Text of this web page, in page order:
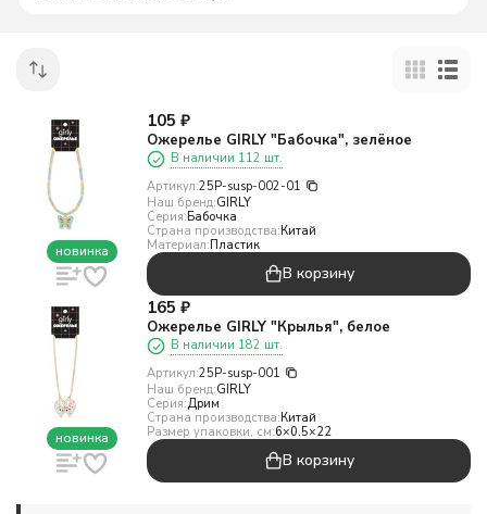
новинка
105 ₽
Ожерелье GIRLY "Бабочка", зелёное
В наличии 112 шт.
Артикул:25P-susp-002-01
Наш бренд:GIRLY
Серия:Бабочка
Страна производства:Китай
Материал:Пластик
В корзину
новинка
165 ₽
Ожерелье GIRLY "Крылья", белое
В наличии 182 шт.
Артикул:25P-susp-001
Наш бренд:GIRLY
Серия:Дрим
Страна производства:Китай
Размер упаковки, см:6×0.5×22
В корзину